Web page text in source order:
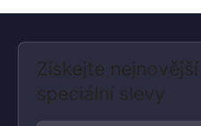
Získejte
speciální slevy